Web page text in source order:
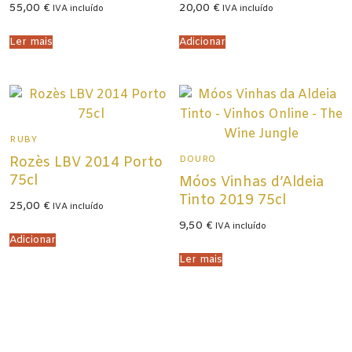
55,00 € IVA incluído
Ler mais
20,00 € IVA incluído
Adicionar
RUBY
Rozès LBV 2014 Porto
75cl
25,00 € IVA incluído
Adicionar
DOURO
Móos Vinhas d’Aldeia
Tinto 2019 75cl
9,50 € IVA incluído
Ler mais